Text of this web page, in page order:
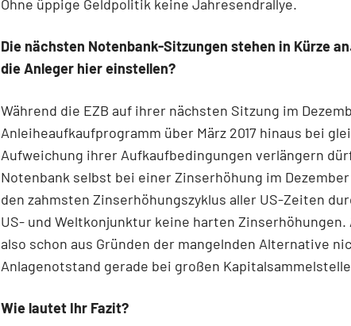
Ohne üppige Geldpolitik keine Jahresendrallye.
Die nächsten Notenbank-Sitzungen stehen in Kürze
die Anleger hier einstellen?
Während die EZB auf ihrer nächsten Sitzung im
Anleiheaufkaufprogramm über März 2017 hinaus bei
Aufweichung ihrer Aufkaufbedingungen verlängern
Notenbank selbst bei einer Zinserhöhung im
den zahmsten Zinserhöhungszyklus aller US-Zeiten
US- und Weltkonjunktur keine harten Zinserhöhungen.
also schon aus Gründen der mangelnden Alternative
Anlagenotstand gerade bei großen
Wie lautet Ihr Fazit?